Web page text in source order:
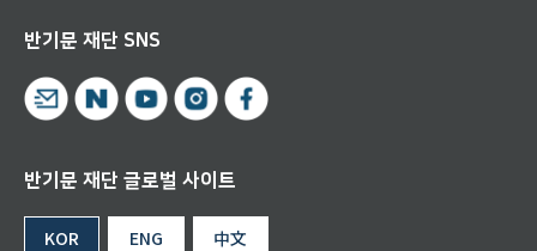
반기문 재단 SNS
반기문 재단 글로벌 사이트
KOR ENG 中文